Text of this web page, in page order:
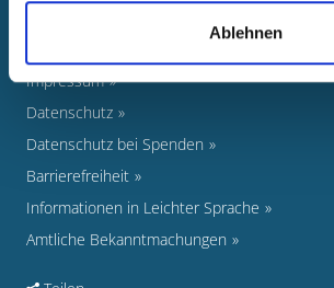
Ablehnen
Impressum
Datenschutz
Datenschutz bei Spenden
Barrierefreiheit
Informationen in Leichter Sprache
Amtliche Bekanntmachungen